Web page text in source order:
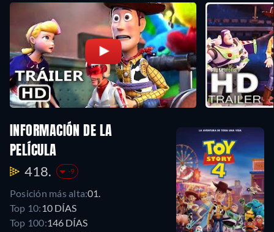
INFORMACIÓN DE LA
PELÍCULA
418. -9
Posición más alta:01.
Top 10: 10 DÍAS
Top 100:146 DÍAS